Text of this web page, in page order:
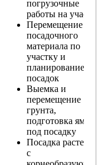
погрузочные
работы на участке
Перемещение
посадочного
материала по
участку и
планирование
посадок
Выемка и
перемещение
грунта,
подготовка ямы
под посадку
Посадка растения
с